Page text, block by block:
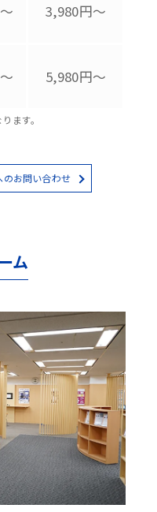
3,980円～
5,980円～
ます。
のお問い合わせ
ム